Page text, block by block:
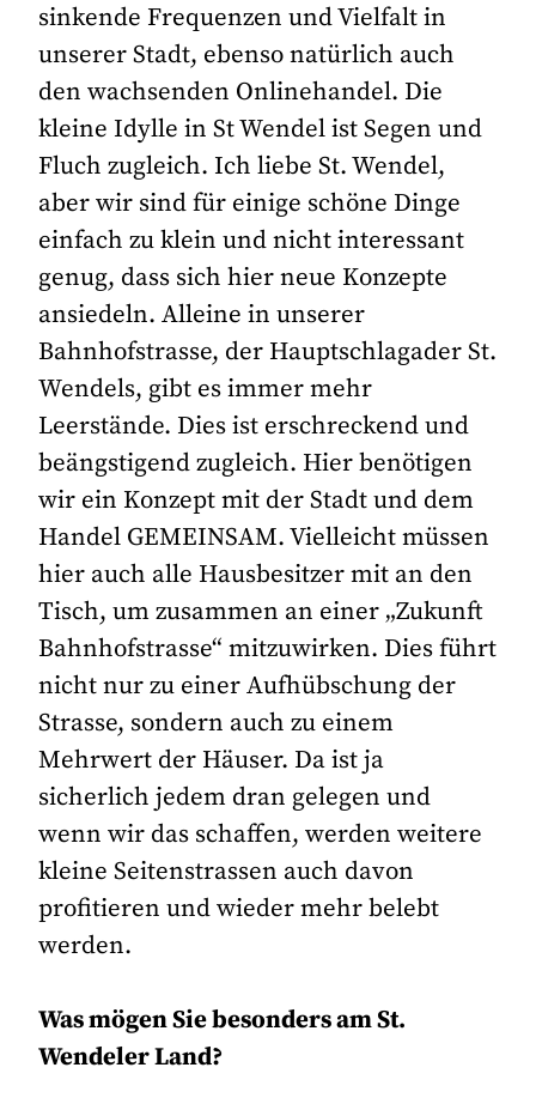
sinkende Frequenzen und Vielfalt in
unserer Stadt, ebenso natürlich auch
den wachsenden Onlinehandel. Die
kleine Idylle in St Wendel ist Segen und
Fluch zugleich. Ich liebe St. Wendel,
aber wir sind für einige schöne Dinge
einfach zu klein und nicht interessant
genug, dass sich hier neue Konzepte
ansiedeln. Alleine in unserer
Bahnhofstrasse, der Hauptschlagader St.
Wendels, gibt es immer mehr
Leerstände. Dies ist erschreckend und
beängstigend zugleich. Hier benötigen
wir ein Konzept mit der Stadt und dem
Handel GEMEINSAM. Vielleicht müssen
hier auch alle Hausbesitzer mit an den
Tisch, um zusammen an einer „Zukunft
Bahnhofstrasse“ mitzuwirken. Dies führt
nicht nur zu einer Aufhübschung der
Strasse, sondern auch zu einem
Mehrwert der Häuser. Da ist ja
sicherlich jedem dran gelegen und
wenn wir das schaffen, werden weitere
kleine Seitenstrassen auch davon
profitieren und wieder mehr belebt
werden.
Was mögen Sie besonders am St.
Wendeler Land?